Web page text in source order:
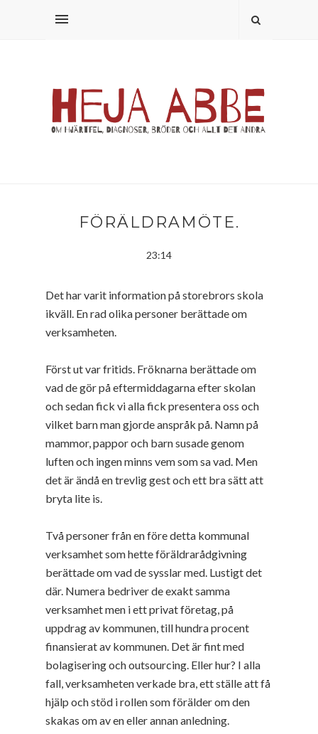
FÖRÄLDRAMÖTE.
23:14
Det har varit information på storebrors skola
ikväll. En rad olika personer berättade om
verksamheten.
Först ut var fritids. Fröknarna berättade om
vad de gör på eftermiddagarna efter skolan
och sedan fick vi alla fick presentera oss och
vilket barn man gjorde anspråk på. Namn på
mammor, pappor och barn susade genom
luften och ingen minns vem som sa vad. Men
det är ändå en trevlig gest och ett bra sätt att
bryta lite is.
Två personer från en före detta kommunal
verksamhet som hette föräldrarådgivning
berättade om vad de sysslar med. Lustigt det
där. Numera bedriver de exakt samma
verksamhet men i ett privat företag, på
uppdrag av kommunen, till hundra procent
finansierat av kommunen. Det är fint med
bolagisering och outsourcing. Eller hur? I alla
fall, verksamheten verkade bra, ett ställe att få
hjälp och stöd i rollen som förälder om den
skakas om av en eller annan anledning.